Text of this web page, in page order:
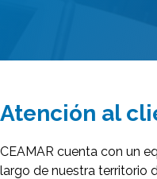
Atención al
CEAMAR cuenta con un
largo de nuestra territorio